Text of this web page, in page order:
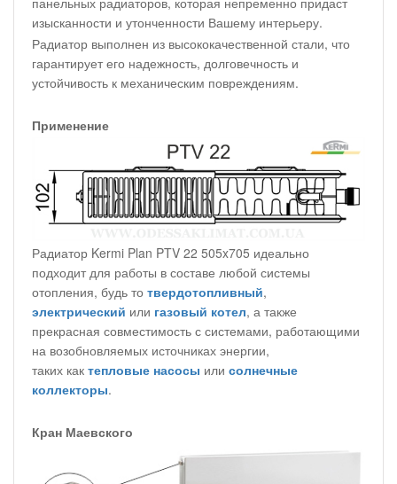
изысканности и утонченности Вашему интерьеру.
Радиатор выполнен из высококачественной стали, что
гарантирует его надежность, долговечность и
устойчивость к механическим повреждениям.
Применение
Радиатор Kermi Plan PTV 22 505x705 идеально
подходит для работы в составе любой системы
отопления, будь то твердотопливный,
электрический или газовый котел, а также
прекрасная совместимость с системами, работающими
на возобновляемых источниках энергии,
таких как тепловые насосы или солнечные
коллекторы.
Кран Маевского